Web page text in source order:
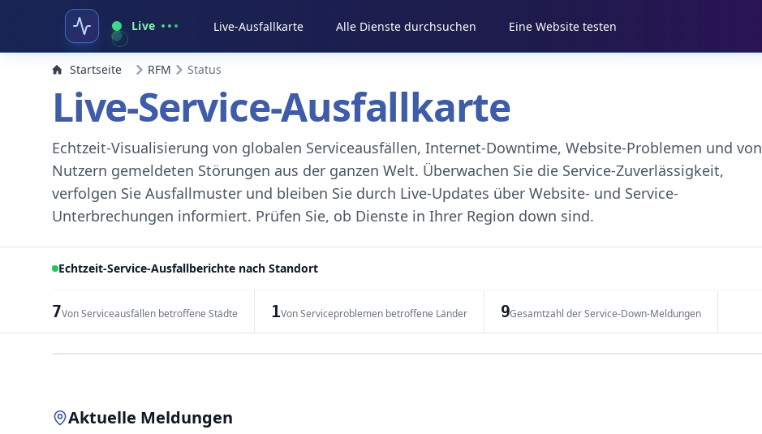
Live Live-Ausfallkarte Alle Dienste durchsuchen Eine Website testen
Startseite RFM Status
Live-Service-Ausfallkarte
Echtzeit-Visualisierung von globalen Serviceausfällen, Internet-Downtime, Website-Problemen und von
Nutzern gemeldeten Störungen aus der ganzen Welt. Überwachen Sie die Service-Zuverlässigkeit,
verfolgen Sie Ausfallmuster und bleiben Sie durch Live-Updates über Website- und Service-
Unterbrechungen informiert. Prüfen Sie, ob Dienste in Ihrer Region down sind.
Echtzeit-Service-Ausfallberichte nach Standort
7Von Serviceausfällen betroffene Städte 1Von Serviceproblemen betroffene Länder 9Gesamtzahl der Service-Down-Meldungen
Aktuelle Meldungen